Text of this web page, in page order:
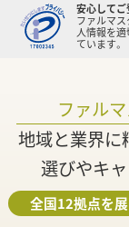
安心して
ファルマス
人情報を
ています。
ファル
地域と業界に
選びやキ
全国12拠点を展